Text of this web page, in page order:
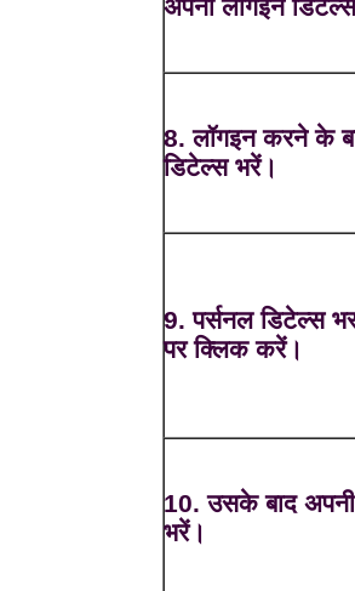
अपनी लॉगइन
8. लॉगइन करने के
डिटेल्स भरें।
9. पर्सनल डिटेल्स
पर क्लिक करें।
10. उसके बाद अपनी
भरें।